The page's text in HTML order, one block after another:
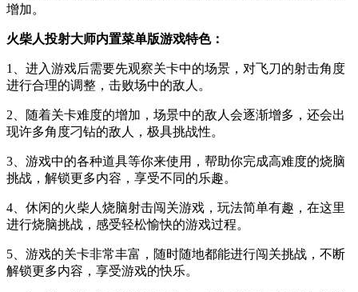
增加。
火柴人投射大师内置菜单版游戏特色：
1、进入游戏后需要先观察关卡中的场景，对飞刀的射击角度
进行合理的调整，击败场中的敌人。
2、随着关卡难度的增加，场景中的敌人会逐渐增多，还会出
现许多角度刁钻的敌人，极具挑战性。
3、游戏中的各种道具等你来使用，帮助你完成高难度的烧脑
挑战，解锁更多内容，享受不同的乐趣。
4、休闲的火柴人烧脑射击闯关游戏，玩法简单有趣，在这里
进行烧脑挑战，感受轻松愉快的游戏过程。
5、游戏的关卡非常丰富，随时随地都能进行闯关挑战，不断
解锁更多内容，享受游戏的快乐。